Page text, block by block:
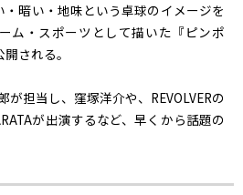
・暗い・地味という卓球のイメージを
ム・スポーツとして描いた『ピンポ
される。
が担当し、窪塚洋介や、REVOLVERの
が出演するなど、早くから話題の
ンポン玉）に白いユニフォームを着